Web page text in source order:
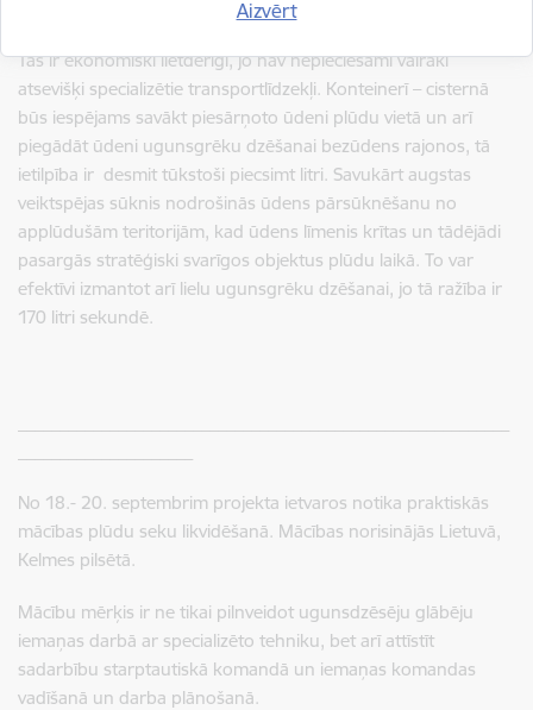
Aizvērt
Tas ir ekonomiski lietderīgi, jo nav nepieciešami vairāki
atsevišķi specializētie transportlīdzekļi. Konteinerī – cisternā
būs iespējams savākt piesārņoto ūdeni plūdu vietā un arī
piegādāt ūdeni ugunsgrēku dzēšanai bezūdens rajonos, tā
ietilpība ir desmit tūkstoši piecsimt litri. Savukārt augstas
veiktspējas sūknis nodrošinās ūdens pārsūknēšanu no
applūdušām teritorijām, kad ūdens līmenis krītas un tādējādi
pasargās stratēģiski svarīgos objektus plūdu laikā. To var
efektīvi izmantot arī lielu ugunsgrēku dzēšanai, jo tā ražība ir
170 litri sekundē.
No 18.- 20. septembrim projekta ietvaros notika praktiskās
mācības plūdu seku likvidēšanā. Mācības norisinājās Lietuvā,
Kelmes pilsētā.
Mācību mērķis ir ne tikai pilnveidot ugunsdzēsēju glābēju
iemaņas darbā ar specializēto tehniku, bet arī attīstīt
sadarbību starptautiskā komandā un iemaņas komandas
vadīšanā un darba plānošanā.